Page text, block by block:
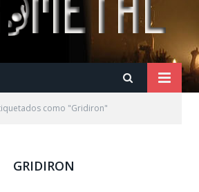
como "Gridiron"
GRIDIRON